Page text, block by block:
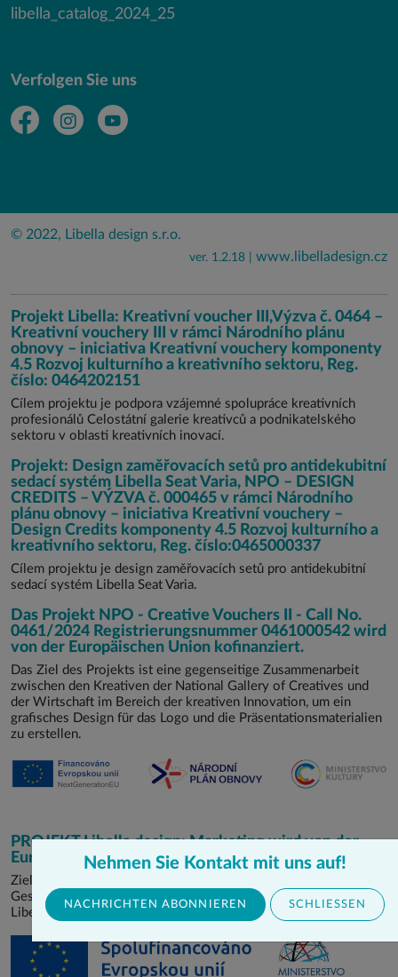
libella_catalog_2024_25
Verfolgen Sie uns
© 2022, Libella design s.r.o.
ver. 1.2.18 | www.libelladesign.cz
Projekt Libella: Kreativní voucher III,Výzva č. 0464 –
Kreativní vouchery III v rámci Národního plánu
obnovy – iniciativa Kreativní vouchery komponenty
4.5 Rozvoj kulturního a kreativního sektoru, Reg.
číslo: 0464202151
Cílem projektu je podpora vzájemné spolupráce kreativních
profesionálů Celostátní galerie kreativců a podnikatelského
sektoru v oblasti kreativních inovací.
Projekt: Design zaměřovacích setů pro antidekubitní
sedací systém Libella Seat Varia, NPO – DESIGN
CREDITS – VÝZVA č. 000465 v rámci Národního
plánu obnovy – iniciativa Kreativní vouchery –
Design Credits komponenty 4.5 Rozvoj kulturního a
kreativního sektoru, Reg. číslo:0465000337
Cílem projektu je design zaměřovacích setů pro antidekubitní
sedací systém Libella Seat Varia.
Das Projekt NPO - Creative Vouchers II - Call No.
0461/2024 Registrierungsnummer 0461000542 wird
von der Europäischen Union kofinanziert.
Das Ziel des Projekts ist eine gegenseitige Zusammenarbeit
zwischen den Kreativen der National Gallery of Creatives und
der Wirtschaft im Bereich der kreativen Innovation, um ein
grafisches Design für das Logo und die Präsentationsmaterialien
zu erstellen.
PROJEKT Libella design: Marketing wird von der
Europäischen Union kofinanziert.
Ziel des Projekts ist die Steigerung des Absatzes von
Gesundheits- und Beschäftigungstherapie-Hilfsmitteln von
Libella design s.r.o.
Nehmen Sie Kontakt mit uns auf!
NACHRICHTEN ABONNIEREN SCHLIESSEN